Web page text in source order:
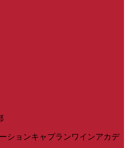
ションキャプランワインアカデ